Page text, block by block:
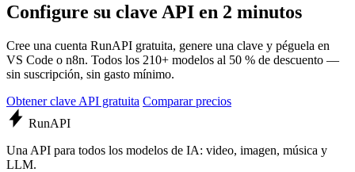
Configure su clave API en 2 minutos
Cree una cuenta RunAPI gratuita, genere una clave y péguela en
VS Code o n8n. Todos los 210+ modelos al 50 % de descuento —
sin suscripción, sin gasto mínimo.
Obtener clave API gratuita Comparar precios
RunAPI
Una API para todos los modelos de IA: video, imagen, música y
LLM.